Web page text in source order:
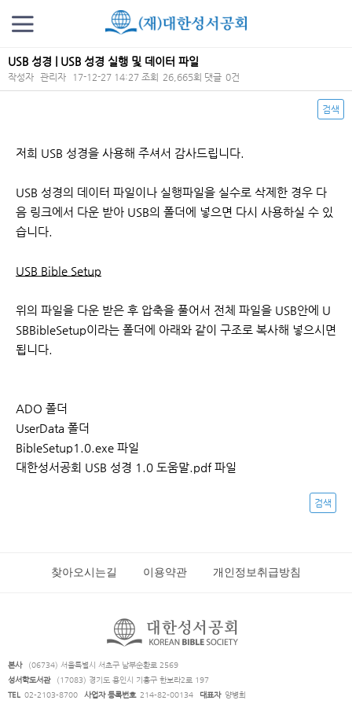
USB 성경 | USB 성경 실행 및 데이터 파일
작성자 관리자 17-12-27 14:27 조회 26,665회 댓글 0건
검색
저희 USB 성경을 사용해 주셔서 감사드립니다.
USB 성경의 데이터 파일이나 실행파일을 실수로 삭제한 경우 다
음 링크에서 다운 받아 USB의 폴더에 넣으면 다시 사용하실 수 있
습니다.
USB Bible Setup
위의 파일을 다운 받은 후 압축을 풀어서 전체 파일을 USB안에 U
SBBibleSetup이라는 폴더에 아래와 같이 구조로 복사해 넣으시면
됩니다.
ADO 폴더
UserData 폴더
BibleSetup1.0.exe 파일
대한성서공회 USB 성경 1.0 도움말.pdf 파일
검색
찾아오시는길 이용약관 개인정보취급방침
본사
(06734) 서울특별시 서초구 남부순환로 2569
성서학도서관
(17083) 경기도 용인시 기흥구 한보라2로 197
TEL 02-2103-8700 사업자 등록번호 214-82-00134 대표자 양병희